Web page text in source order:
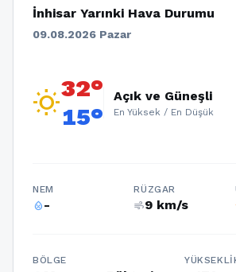
İnhisar Yarınki Hava Durumu
09.08.2026 Pazar
wb_sunny32°
15°
Açık ve Güneşli
En Yüksek / En Düşük
NEM
humidity_percentage-
RÜZGAR
air9 km/s
BÖLGE